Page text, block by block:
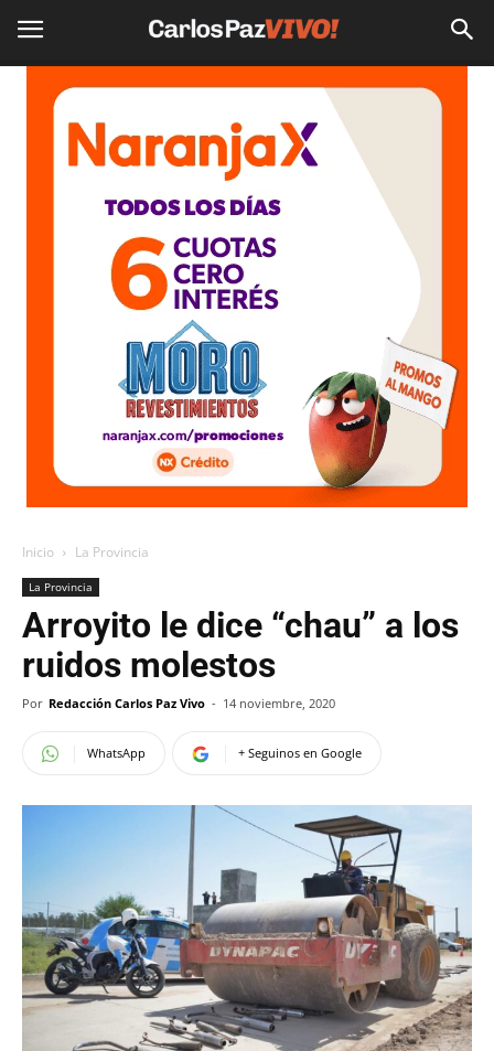
Inicio La Provincia
La Provincia
Arroyito le dice “chau” a los
ruidos molestos
Por Redacción Carlos Paz Vivo - 14 noviembre, 2020
WhatsApp + Seguinos en Google